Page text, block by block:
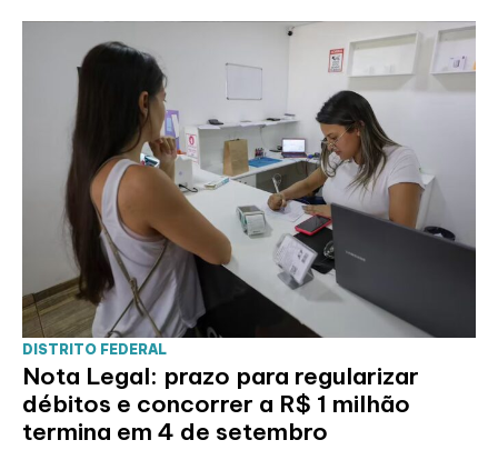
DISTRITO FEDERAL
Nota Legal: prazo para regularizar
débitos e concorrer a R$ 1 milhão
termina em 4 de setembro